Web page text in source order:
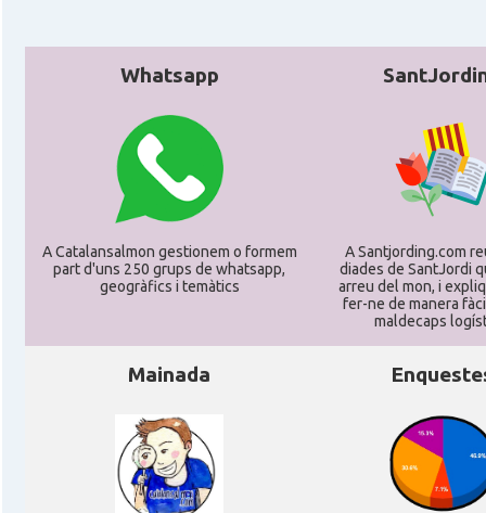
Whatsapp
A Catalansalmon gestionem o formem
part d'uns 250 grups de whatsapp,
geogràfics i temàtics
A Santjording.com
diades de SantJordi
arreu del mon, i
fer-ne de manera
maldecaps
Mainada